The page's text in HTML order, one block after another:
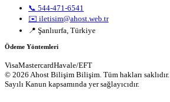
📞 544-471-6541
✉️ iletisim@ahost.web.tr
📍 Şanlıurfa, Türkiye
Ödeme Yöntemleri
VisaMastercardHavale/EFT
© 2026 Ahost Bilişim Bilişim. Tüm hakları saklıdır.
Sayılı Kanun kapsamında yer sağlayıcıdır.